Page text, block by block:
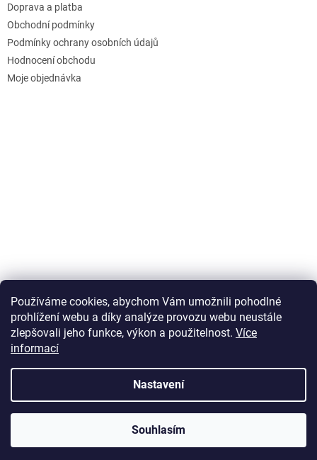
Používáme cookies, abychom Vám umožnili pohodlné
prohlížení webu a díky analýze provozu webu neustále
zlepšovali jeho funkce, výkon a použitelnost. Více
informací
Nastavení
Souhlasím
Doprava a platba
Obchodní podmínky
Podmínky ochrany osobních údajů
Hodnocení obchodu
Moje objednávka
Upravit nastavení cookies